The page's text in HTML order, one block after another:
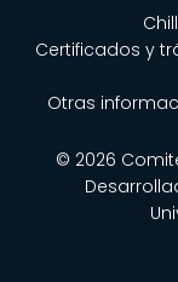
Certificados y
Otras
© 2026